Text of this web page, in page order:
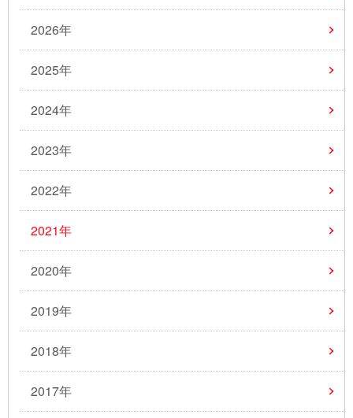
2026年
2025年
2024年
2023年
2022年
2021年
2020年
2019年
2018年
2017年